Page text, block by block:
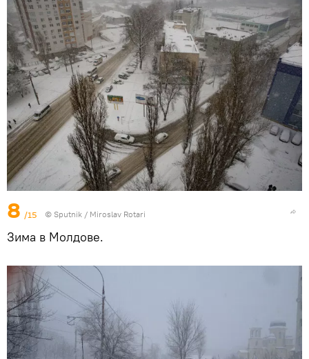
8 /15 © Sputnik / Miroslav Rotari
Зима в Молдове.